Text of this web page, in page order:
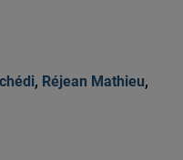
, Réjean Mathieu,